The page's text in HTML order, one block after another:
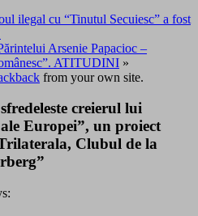
ilegal cu “Tinutul Secuiesc” a fost
Arsenie Papacioc –
ATITUDINI »
from your own site.
creierul lui
Europei”, un proiect
Clubul de la